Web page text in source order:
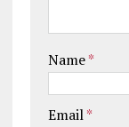
Name*
Email*